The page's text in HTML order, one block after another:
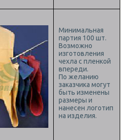
Минимальная
партия 100 шт.
Возможно
изготовления
чехла с пленкой
впереди.
По желанию
заказчика могут
быть изменены
размеры и
нанесен логотип
на изделия.